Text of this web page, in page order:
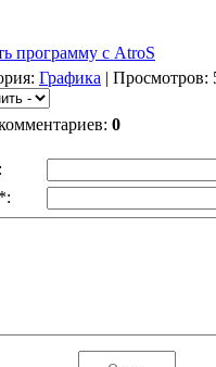
программу с AtroS
Графика | Просмотров:
0